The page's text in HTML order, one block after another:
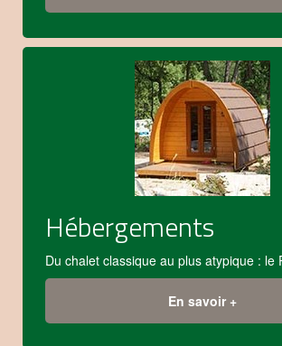
Hébergements
Du chalet classique au plus atypique : le
En savoir +